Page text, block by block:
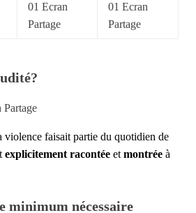
violence faisait partie du quotidien de
explicitement racontée etmontrée à
minimum nécessaire